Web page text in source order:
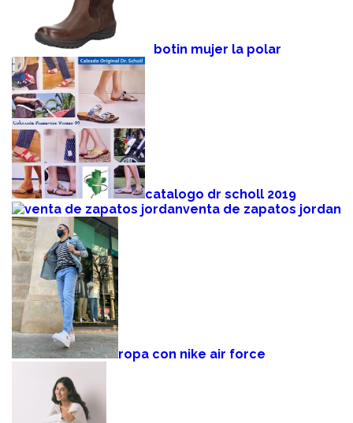
botin mujer la polar
catalogo dr scholl 2019
venta de zapatos jordan
ropa con nike air force